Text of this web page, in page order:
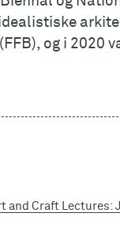
og i 2020
and Craft Lectures: